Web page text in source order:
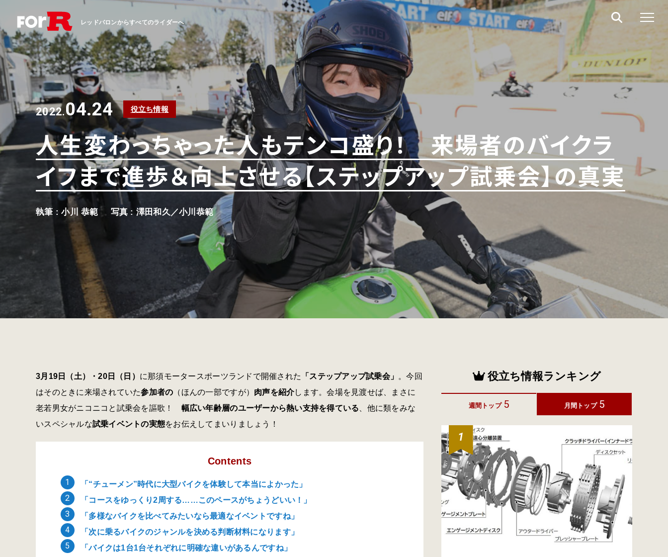
レッドバロンからすべてのライダーへ
2022.04.24 役立ち情報
人生変わっちゃった人もテンコ盛り！ 来場者のバイクラ
イフまで進歩＆向上させる【ステップアップ試乗会】の真実
執筆 : 小川 恭範 写真 : 澤田和久／小川恭範
3月19日（土）・20日（日） に那須モータースポーツランドで開催された 「ステップアップ試乗会」 。今回
はそのときに来場されていた参加者の （ほんの一部ですが） 肉声を紹介します。会場を見渡せば、まさに
老若男女がニコニコと試乗会を謳歌！ 幅広い年齢層のユーザーから熱い支持を得ている 、他に類をみな
いスペシャルな試乗イベントの実態をお伝えしてまいりましょう！
Contents
「“チューメン”時代に大型バイクを体験して本当によかった」
「コースをゆっくり2周する……このペースがちょうどいい！」
「多様なバイクを比べてみたいなら最適なイベントですね」
「次に乗るバイクのジャンルを決める判断材料になります」
「バイクは1台1台それぞれに明確な違いがあるんですね」
役立ち情報ランキング
週間トップ 5 月間トップ 5